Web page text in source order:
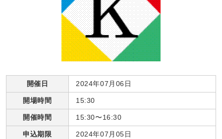
開催日 2024年07月06日
開場時間 15:30
開催時間 15:30〜16:30
申込期限 2024年07月05日